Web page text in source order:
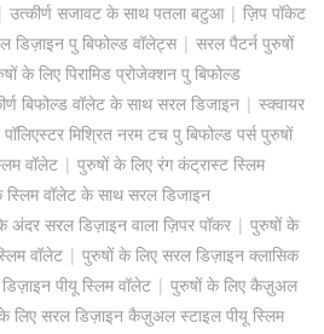
उत्कीर्ण सजावट के साथ पतला बटुआ| ज़िप पॉकेट
डिज़ाइन पु बिफोल्ड वॉलेट्स| सरल पैटर्न पुरुषों
के लिए पिरामिड प्रोजेक्शन पु बिफोल्ड
बिफोल्ड वॉलेट के साथ सरल डिजाइन | स्क्वायर
पॉलिएस्टर मिश्रित नरम टच पु बिफोल्ड पर्स पुरुषों
वॉलेट | पुरुषों के लिए रंग कंट्रास्ट स्लिम
स्लिम वॉलेट के साथ सरल डिजाइन
अंदर सरल डिज़ाइन वाला ज़िपर पॉकर | पुरुषों के
वॉलेट | पुरुषों के लिए सरल डिज़ाइन क्लासिक
पीयू स्लिम वॉलेट | पुरुषों के लिए कैज़ुअल
लिए सरल डिज़ाइन कैज़ुअल स्टाइल पीयू स्लिम